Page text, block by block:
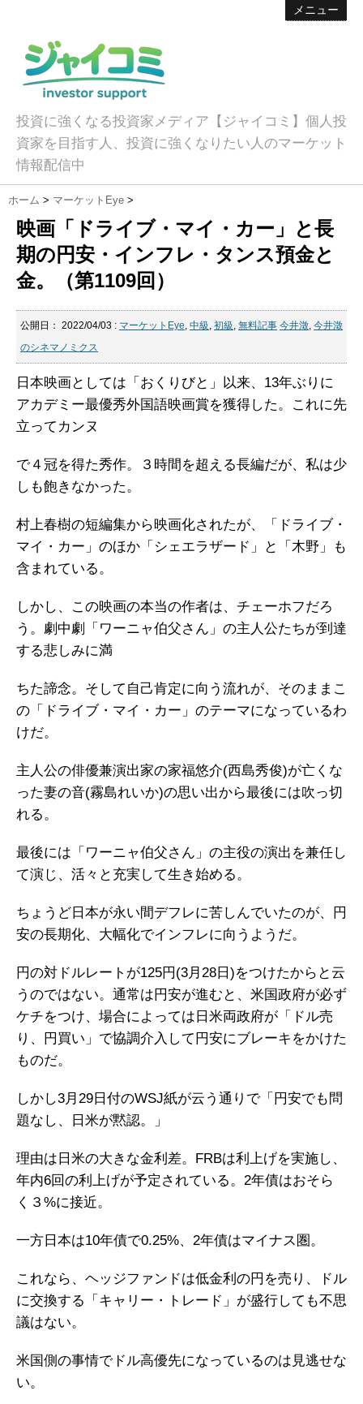
メニュー
投資に強くなる投資家メディア【ジャイコミ】個人投
資家を目指す人、投資に強くなりたい人のマーケット
情報配信中
ホーム > マーケットEye >
映画「ドライブ・マイ・カー」と長
期の円安・インフレ・タンス預金と
金。（第1109回）
公開日： 2022/04/03 : マーケットEye, 中級, 初級, 無料記事 今井澂, 今井澂
のシネマノミクス
日本映画としては「おくりびと」以来、13年ぶりに
アカデミー最優秀外国語映画賞を獲得した。これに先
立ってカンヌ
で４冠を得た秀作。３時間を超える長編だが、私は少
しも飽きなかった。
村上春樹の短編集から映画化されたが、「ドライブ・
マイ・カー」のほか「シェエラザード」と「木野」も
含まれている。
しかし、この映画の本当の作者は、チェーホフだろ
う。劇中劇「ワーニャ伯父さん」の主人公たちが到達
する悲しみに満
ちた諦念。そして自己肯定に向う流れが、そのままこ
の「ドライブ・マイ・カー」のテーマになっているわ
けだ。
主人公の俳優兼演出家の家福悠介(西島秀俊)が亡くな
った妻の音(霧島れいか)の思い出から最後には吹っ切
れる。
最後には「ワーニャ伯父さん」の主役の演出を兼任し
て演じ、活々と充実して生き始める。
ちょうど日本が永い間デフレに苦しんでいたのが、円
安の長期化、大幅化でインフレに向うようだ。
円の対ドルレートが125円(3月28日)をつけたからと云
うのではない。通常は円安が進むと、米国政府が必ず
ケチをつけ、場合によっては日米両政府が「ドル売
り、円買い」で協調介入して円安にブレーキをかけた
ものだ。
しかし3月29日付のWSJ紙が云う通りで「円安でも問
題なし、日米が黙認。」
理由は日米の大きな金利差。FRBは利上げを実施し、
年内6回の利上げが予定されている。2年債はおそら
く３%に接近。
一方日本は10年債で0.25%、2年債はマイナス圏。
これなら、ヘッジファンドは低金利の円を売り、ドル
に交換する「キャリー・トレード」が盛行しても不思
議はない。
米国側の事情でドル高優先になっているのは見逃せな
い。